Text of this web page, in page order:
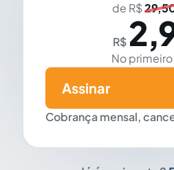
de R$
R$
No
Cobrança mensal,
Assinar